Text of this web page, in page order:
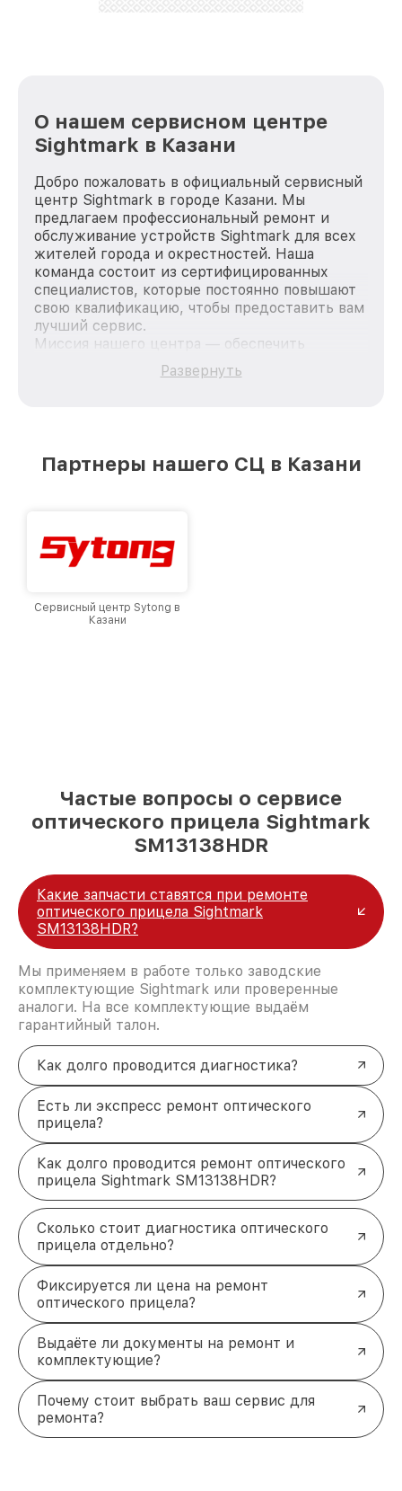
О нашем сервисном центре
Sightmark в Казани
Добро пожаловать в официальный сервисный
центр Sightmark в городе Казани. Мы
предлагаем профессиональный ремонт и
обслуживание устройств Sightmark для всех
жителей города и окрестностей. Наша
команда состоит из сертифицированных
специалистов, которые постоянно повышают
свою квалификацию, чтобы предоставить вам
лучший сервис.
Миссия нашего центра — обеспечить
качественный и доступный ремонт для
каждого пользователя продукции Sightmark,
лучшим сервисным центром Sightmark в
Развернуть
Партнеры нашего СЦ в Казани
Сервисный центр Sytong в
Казани
Частые вопросы о сервисе
оптического прицела Sightmark
SM13138HDR
Какие запчасти ставятся при ремонте
оптического прицела Sightmark
SM13138HDR?
Мы применяем в работе только заводские
комплектующие Sightmark или проверенные
аналоги. На все комплектующие выдаём
гарантийный талон.
Как долго проводится диагностика?
Есть ли экспресс ремонт оптического
прицела?
Как долго проводится ремонт оптического
прицела Sightmark SM13138HDR?
Сколько стоит диагностика оптического
прицела отдельно?
Фиксируется ли цена на ремонт
оптического прицела?
Выдаёте ли документы на ремонт и
комплектующие?
Почему стоит выбрать ваш сервис для
ремонта?